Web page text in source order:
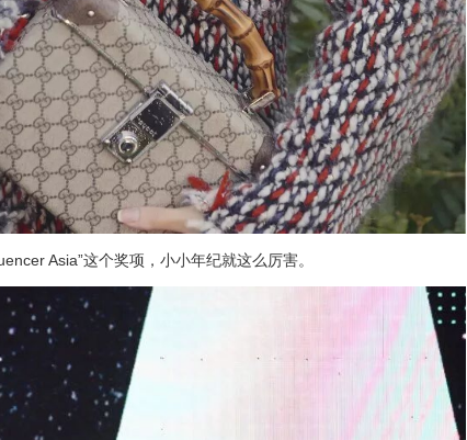
Asia”这个奖项，小小年纪就这么厉害。